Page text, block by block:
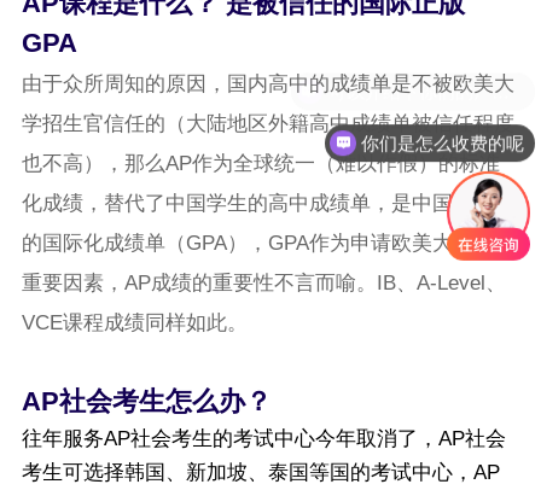
GPA
由于众所周知的原因，国内高中的成绩单是不被欧美大
学招生官信任的（大陆地区外籍高中成绩单被信任程度
也不高），那么AP作为全球统一（难以作假）的标准
化成绩，替代了中国学生的高中成绩单，是中国高中生
的国际化成绩单（GPA），GPA作为申请欧美大学的最
重要因素，AP成绩的重要性不言而喻。IB、A-Level、
VCE课程成绩同样如此。
AP社会考生怎么办？
往年服务AP社会考生的考试中心今年取消了，AP社会
考生可选择韩国、新加坡、泰国等国的考试中心，AP
可以介绍下你们的产品么
你们是怎么收费的呢